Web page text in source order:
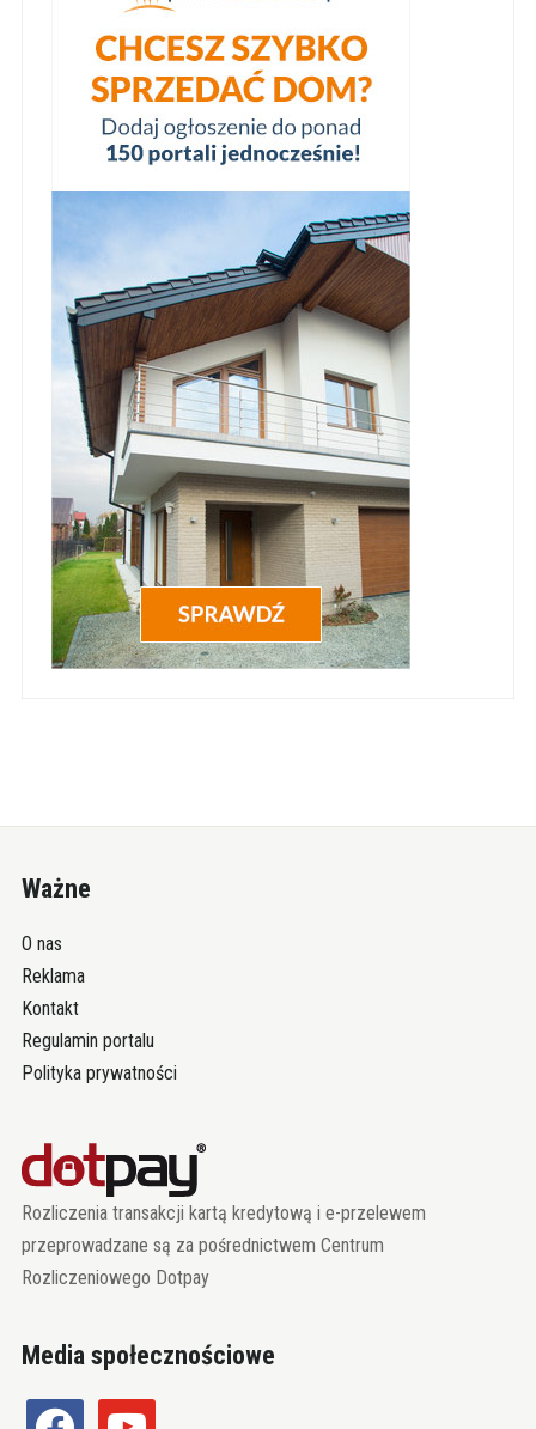
Ważne
O nas
Reklama
Kontakt
Regulamin portalu
Polityka prywatności
Rozliczenia transakcji kartą kredytową i e-przelewem
przeprowadzane są za pośrednictwem Centrum
Rozliczeniowego Dotpay
Media społecznościowe
facebook youtube